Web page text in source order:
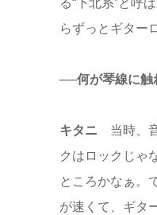
らずっとギター
──何が琴線に触
キタニ 当時、
クはロックじゃ
ところかなぁ。
が速くて、ギタ